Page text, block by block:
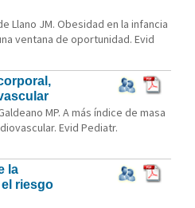
Llano JM. Obesidad en la infancia
ventana de oportunidad. Evid
MP. A más índice de masa
Evid Pediatr.
la
riesgo